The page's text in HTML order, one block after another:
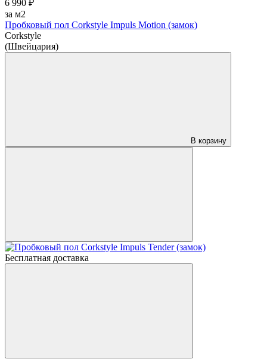
6 990 ₽
за м2
Пробковый пол Corkstyle Impuls Motion (замок)
Corkstyle
(Швейцария)
В корзину
Бесплатная доставка